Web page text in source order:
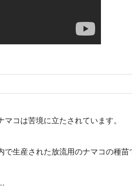
コは苦境に立たされています。
生産された放流用のナマコの種苗